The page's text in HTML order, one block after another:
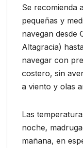
Se recomienda
pequeñas y
navegan desde
Altagracia)
navegar con
costero, sin
a viento y olas
Las
noche,
mañana, en